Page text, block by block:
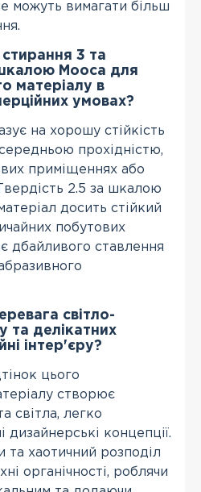
можуть вимагати більш
3 та
Мооса для
матеріалу в
умовах?
на хорошу стійкість
прохідністю,
приміщеннях або
2.5 за шкалою
досить стійкий
побутових
дбайливого ставлення
світло-
та делікатних
інтер'єру?
цього
створює
світла, легко
дизайнерські концепції.
та хаотичний розподіл
органічності, роблячи